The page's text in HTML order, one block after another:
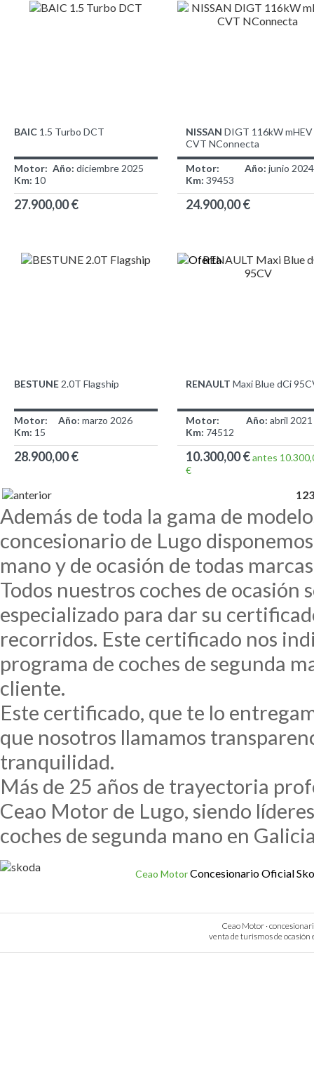
BAIC 1.5 Turbo DCT
Motor: Año: diciembre 2025
Km: 10
27.900,00 €
NISSAN DIGT 116kW mHEV
CVT NConnecta
Motor: Año: junio 2024
Km: 39453
24.900,00 €
BESTUNE 2.0T Flagship
Motor: Año: marzo 2026
Km: 15
28.900,00 €
RENAULT Maxi Blue dCi
Motor: Año: abril 2021
Km: 74512
10.300,00 €antes
€
123
Además de toda la gama de
concesionario de Lugo
mano y de ocasión de todas
Todos nuestros coches de
especializado para dar su
recorridos. Este certificado nos
programa de coches de segunda
cliente.
Este certificado, que te lo
que nosotros llamamos
tranquilidad.
Más de 25 años de trayectoria
Ceao Motor de Lugo, siendo
coches de segunda mano en
Ceao MotorConcesionario Oficial
Ceao Motor ·
venta de turismos de ocasión